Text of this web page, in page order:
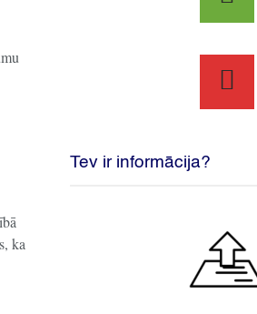
ka
Tev ir informācija?